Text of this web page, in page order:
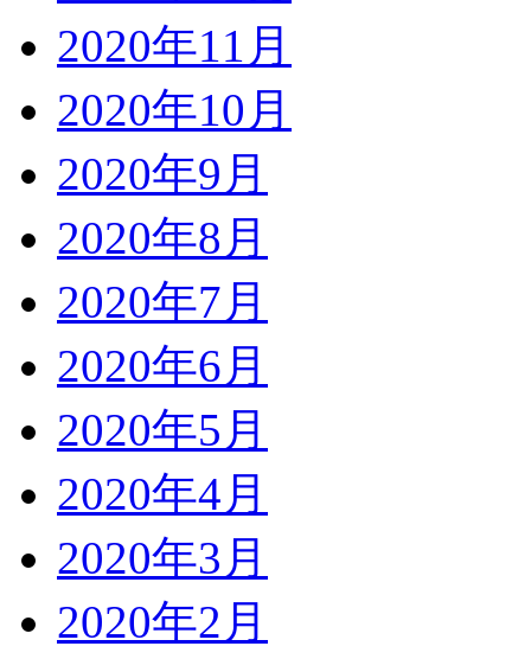
2020年11月
2020年10月
2020年9月
2020年8月
2020年7月
2020年6月
2020年5月
2020年4月
2020年3月
2020年2月